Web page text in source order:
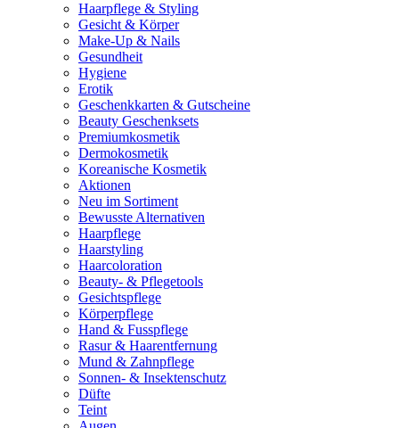
Haarpflege & Styling
Gesicht & Körper
Make-Up & Nails
Gesundheit
Hygiene
Erotik
Geschenkkarten & Gutscheine
Beauty Geschenksets
Premiumkosmetik
Dermokosmetik
Koreanische Kosmetik
Aktionen
Neu im Sortiment
Bewusste Alternativen
Haarpflege
Haarstyling
Haarcoloration
Beauty- & Pflegetools
Gesichtspflege
Körperpflege
Hand & Fusspflege
Rasur & Haarentfernung
Mund & Zahnpflege
Sonnen- & Insektenschutz
Düfte
Teint